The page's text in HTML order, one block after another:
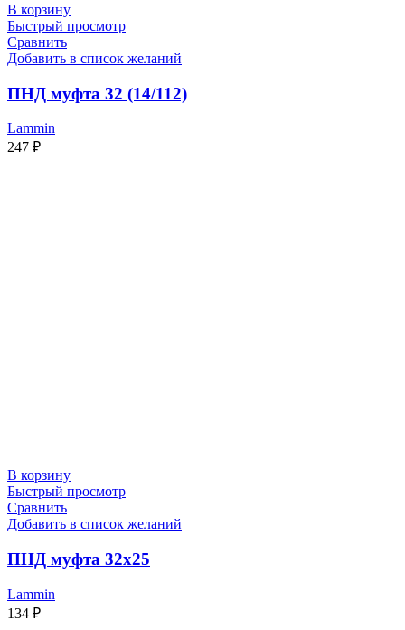
В корзину
Быстрый просмотр
Сравнить
Добавить в список желаний
ПНД муфта 32 (14/112)
Lammin
247 ₽
В корзину
Быстрый просмотр
Сравнить
Добавить в список желаний
ПНД муфта 32х25
Lammin
134 ₽